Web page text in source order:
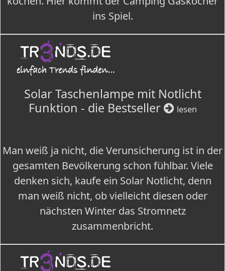
ins Spiel.
Solar Taschenlampe mit Notlicht
Funktion - die Bestseller
lesen
Man weiß ja nicht, die Verunsicherung ist in der
gesamten Bevölkerung schon fühlbar. Viele
denken sich, kaufe ein Solar Notlicht, denn
man weiß nicht, ob vielleicht diesen oder
nächsten Winter das Stromnetz
zusammenbricht.